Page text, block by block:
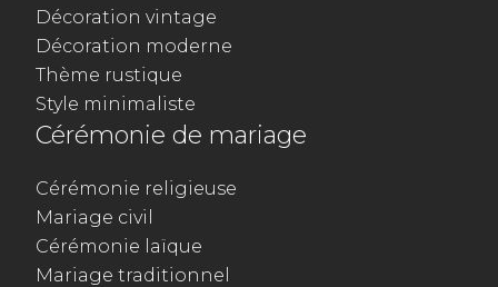
Décoration vintage
Décoration moderne
Thème rustique
Style minimaliste
Cérémonie de mariage
Cérémonie religieuse
Mariage civil
Cérémonie laïque
Mariage traditionnel